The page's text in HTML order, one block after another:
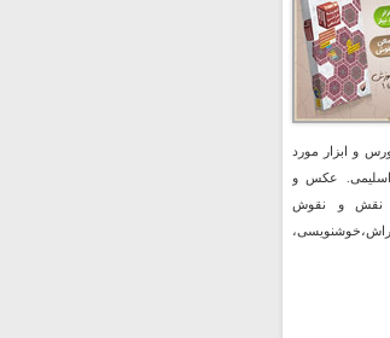
و ابزار مورد
اسلیمی. عکس و
نقش و نقوش